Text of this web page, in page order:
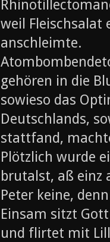
weil Fleischsalat
anschleimte.
gehören in die
sowieso das
Deutschlands,
stattfand,
Plötzlich wurde
brutalst, aß einz
Peter keine,
Einsam sitzt
und flirtet mit